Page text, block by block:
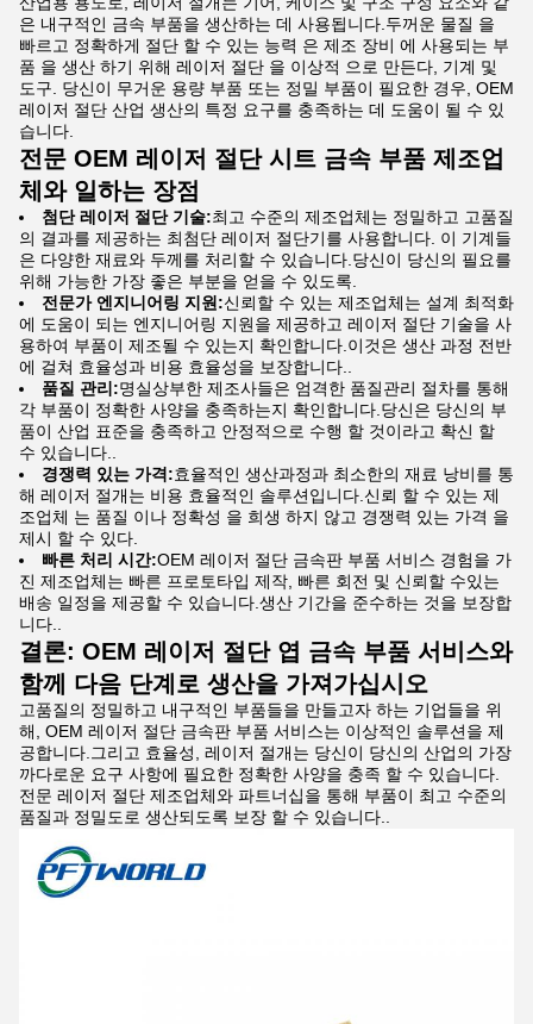
은 내구적인 금속 부품을 생산하는 데 사용됩니다.두꺼운 물질 을
빠르고 정확하게 절단 할 수 있는 능력 은 제조 장비 에 사용되는 부
품 을 생산 하기 위해 레이저 절단 을 이상적 으로 만든다, 기계 및
도구. 당신이 무거운 용량 부품 또는 정밀 부품이 필요한 경우, OEM
레이저 절단 산업 생산의 특정 요구를 충족하는 데 도움이 될 수 있
습니다.
전문 OEM 레이저 절단 시트 금속 부품 제조업
체와 일하는 장점
첨단 레이저 절단 기술:최고 수준의 제조업체는 정밀하고 고품질
의 결과를 제공하는 최첨단 레이저 절단기를 사용합니다. 이 기계들
은 다양한 재료와 두께를 처리할 수 있습니다.당신이 당신의 필요를
위해 가능한 가장 좋은 부분을 얻을 수 있도록.
전문가 엔지니어링 지원:신뢰할 수 있는 제조업체는 설계 최적화
에 도움이 되는 엔지니어링 지원을 제공하고 레이저 절단 기술을 사
용하여 부품이 제조될 수 있는지 확인합니다.이것은 생산 과정 전반
에 걸쳐 효율성과 비용 효율성을 보장합니다..
품질 관리:명실상부한 제조사들은 엄격한 품질관리 절차를 통해
각 부품이 정확한 사양을 충족하는지 확인합니다.당신은 당신의 부
품이 산업 표준을 충족하고 안정적으로 수행 할 것이라고 확신 할
수 있습니다..
경쟁력 있는 가격:효율적인 생산과정과 최소한의 재료 낭비를 통
해 레이저 절개는 비용 효율적인 솔루션입니다.신뢰 할 수 있는 제
조업체 는 품질 이나 정확성 을 희생 하지 않고 경쟁력 있는 가격 을
제시 할 수 있다.
빠른 처리 시간:OEM 레이저 절단 금속판 부품 서비스 경험을 가
진 제조업체는 빠른 프로토타입 제작, 빠른 회전 및 신뢰할 수있는
배송 일정을 제공할 수 있습니다.생산 기간을 준수하는 것을 보장합
니다..
결론: OEM 레이저 절단 엽 금속 부품 서비스와
함께 다음 단계로 생산을 가져가십시오
고품질의 정밀하고 내구적인 부품들을 만들고자 하는 기업들을 위
해, OEM 레이저 절단 금속판 부품 서비스는 이상적인 솔루션을 제
공합니다.그리고 효율성, 레이저 절개는 당신이 당신의 산업의 가장
까다로운 요구 사항에 필요한 정확한 사양을 충족 할 수 있습니다.
전문 레이저 절단 제조업체와 파트너십을 통해 부품이 최고 수준의
품질과 정밀도로 생산되도록 보장 할 수 있습니다..